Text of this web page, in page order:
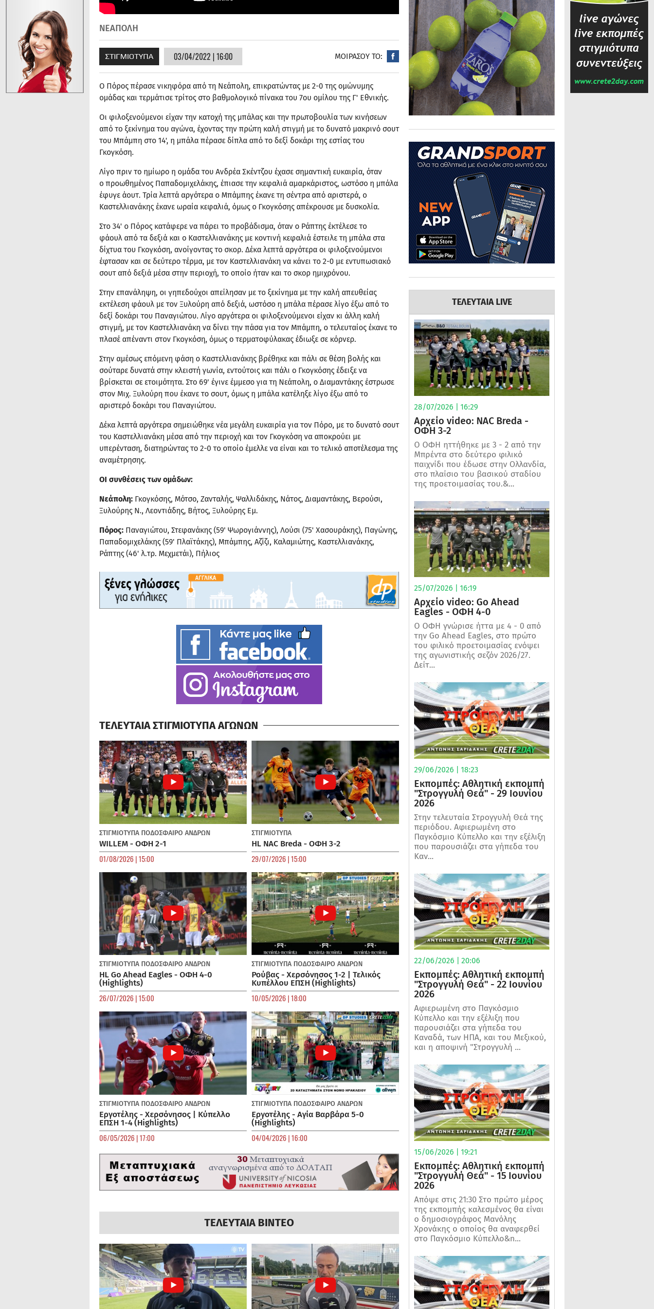
ΝΕΑΠΟΛΗ
ΣΤΙΓΜΙΟΤΥΠΑ 03/04/2022 | 16:00 ΜΟΙΡΑΣΟΥ ΤΟ:
Ο Πόρος πέρασε νικηφόρα από τη Νεάπολη, επικρατώντας με 2-0 της ομώνυμης
ομάδας και τερμάτισε τρίτος στο βαθμολογικό πίνακα του 7ου ομίλου της Γ' Εθνικής.
Οι φιλοξενούμενοι είχαν την κατοχή της μπάλας και την πρωτοβουλία των κινήσεων
από το ξεκίνημα του αγώνα, έχοντας την πρώτη καλή στιγμή με το δυνατό μακρινό σουτ
του Μπάμπη στο 14', η μπάλα πέρασε δίπλα από το δεξί δοκάρι της εστίας του
Γκογκόση.
Λίγο πριν το ημίωρο η ομάδα του Ανδρέα Σκέντζου έχασε σημαντική ευκαιρία, όταν
ο προωθημένος Παπαδομιχελάκης, έπιασε την κεφαλιά αμαρκάριστος, ωστόσο η μπάλα
έφυγε άουτ. Τρία λεπτά αργότερα ο Μπάμπης έκανε τη σέντρα από αριστερά, ο
Καστελλιανάκης έκανε ωραία κεφαλιά, όμως ο Γκογκόσης απέκρουσε με δυσκολία.
Στο 34' ο Πόρος κατάφερε να πάρει το προβάδισμα, όταν ο Ράπτης έκτέλεσε το
φάουλ από τα δεξιά και ο Καστελλιανάκης με κοντινή κεφαλιά έστειλε τη μπάλα στα
δίχτυα του Γκογκόση, ανοίγοντας το σκορ. Δέκα λεπτά αργότερα οι φιλοξενούμενοι
έφτασαν και σε δεύτερο τέρμα, με τον Καστελλιανάκη να κάνει το 2-0 με εντυπωσιακό
σουτ από δεξιά μέσα στην περιοχή, το οποίο ήταν και το σκορ ημιχρόνου.
Στην επανάληψη, οι γηπεδούχοι απείλησαν με το ξεκίνημα με την καλή απευθείας
εκτέλεση φάουλ με τον Ξυλούρη από δεξιά, ωστόσο η μπάλα πέρασε λίγο έξω από το
δεξί δοκάρι του Παναγιώτου. Λίγο αργότερα οι φιλοξενούμενοι είχαν κι άλλη καλή
στιγμή, με τον Καστελλιανάκη να δίνει την πάσα για τον Μπάμπη, ο τελευταίος έκανε το
πλασέ απέναντι στον Γκογκόση, όμως ο τερματοφύλακας έδιωξε σε κόρνερ.
Στην αμέσως επόμενη φάση ο Καστελλιανάκης βρέθηκε και πάλι σε θέση βολής και
σούταρε δυνατά στην κλειστή γωνία, εντούτοις και πάλι ο Γκογκόσης έδειξε να
βρίσκεται σε ετοιμότητα. Στο 69' έγινε έμμεσο για τη Νεάπολη, ο Διαμαντάκης έστρωσε
στον Μιχ. Ξυλούρη που έκανε το σουτ, όμως η μπάλα κατέληξε λίγο έξω από το
αριστερό δοκάρι του Παναγιώτου.
Δέκα λεπτά αργότερα σημειώθηκε νέα μεγάλη ευκαιρία για τον Πόρο, με το δυνατό σουτ
του Καστελλιανάκη μέσα από την περιοχή και τον Γκογκόση να αποκρούει με
υπερένταση, διατηρώντας το 2-0 το οποίο έμελλε να είναι και το τελικό αποτέλεσμα της
αναμέτρησης.
ΟΙ συνθέσεις των ομάδων:
Νεάπολη: Γκογκόσης, Μότσο, Ζανταλής, Ψαλλιδάκης, Νάτος, Διαμαντάκης, Βερούσι,
Ξυλούρης Ν., Λεοντιάδης, Βήτος, Ξυλούρης Εμ.
Πόρος: Παναγιώτου, Στεφανάκης (59' Ψωρογιάννης), Λούσι (75' Χασουράκης), Παγώνης,
Παπαδομιχελάκης (59' Πλαϊτάκης), Μπάμπης, Αζίζι, Καλαμιώτης, Καστελλιανάκης,
Ράπτης (46' λ.τρ. Μεχμετάι), Πήλιος
ΤΕΛΕΥΤΑΙΑ ΣΤΙΓΜΙΟΤΥΠΑ ΑΓΩΝΩΝ
ΣΤΙΓΜΙΟΤΥΠΑ ΠΟΔΌΣΦΑΙΡΟ ΑΝΔΡΏΝ
WILLEM - ΟΦΗ 2-1
01/08/2026 | 15:00
ΣΤΙΓΜΙΟΤΥΠΑ
HL NAC Breda - ΟΦΗ 3-2
29/07/2026 | 15:00
ΣΤΙΓΜΙΟΤΥΠΑ ΠΟΔΌΣΦΑΙΡΟ ΑΝΔΡΏΝ
HL Go Ahead Eagles - ΟΦΗ 4-0
(Highlights)
26/07/2026 | 15:00
ΣΤΙΓΜΙΟΤΥΠΑ ΠΟΔΌΣΦΑΙΡΟ ΑΝΔΡΏΝ
Ρούβας - Χερσόνησος 1-2 | Τελικός
Κυπέλλου ΕΠΣΗ (Highlights)
10/05/2026 | 18:00
ΣΤΙΓΜΙΟΤΥΠΑ ΠΟΔΌΣΦΑΙΡΟ ΑΝΔΡΏΝ
Εργοτέλης - Χερσόνησος | Κύπελλο
ΕΠΣΗ 1-4 (Highlights)
06/05/2026 | 17:00
ΣΤΙΓΜΙΟΤΥΠΑ ΠΟΔΌΣΦΑΙΡΟ ΑΝΔΡΏΝ
Εργοτέλης - Αγία Βαρβάρα 5-0
(Highlights)
04/04/2026 | 16:00
ΤΕΛΕΥΤΑΙΑ ΒΙΝΤΕΟ
ΤΕΛΕΥΤΑΙΑ LIVE
28/07/2026 | 16:29
Αρχείο video: NAC Breda -
ΟΦΗ 3-2
Ο ΟΦΗ ηττήθηκε με 3 - 2 από την
Μπρέντα στο δεύτερο φιλικό
παιχνίδι που έδωσε στην Ολλανδία,
στο πλαίσιο του βασικού σταδίου
της προετοιμασίας του.&...
25/07/2026 | 16:19
Αρχείο video: Go Ahead
Eagles - ΟΦΗ 4-0
Ο ΟΦΗ γνώρισε ήττα με 4 - 0 από
την Go Ahead Eagles, στο πρώτο
του φιλικό προετοιμασίας ενόψει
της αγωνιστικής σεζόν 2026/27.
Δείτ...
29/06/2026 | 18:23
Εκπομπές: Αθλητική εκπομπή
"Στρογγυλή Θεά" - 29 Ιουνίου
2026
Στην τελευταία Στρογγυλή Θεά της
περιόδου. Αφιερωμένη στο
Παγκόσμιο Κύπελλο και την εξέλιξη
που παρουσιάζει στα γήπεδα του
Καν...
22/06/2026 | 20:06
Εκπομπές: Αθλητική εκπομπή
"Στρογγυλή Θεά" - 22 Ιουνίου
2026
Αφιερωμένη στο Παγκόσμιο
Κύπελλο και την εξέλιξη που
παρουσιάζει στα γήπεδα του
Καναδά, των ΗΠΑ, και του Μεξικού,
και η αποψινή "Στρογγυλή ...
15/06/2026 | 19:21
Εκπομπές: Αθλητική εκπομπή
"Στρογγυλή Θεά" - 15 Ιουνίου
2026
Απόψε στις 21:30 Στο πρώτο μέρος
της εκπομπής καλεσμένος θα είναι
ο δημοσιογράφος Μανόλης
Χρονάκης ο οποίος θα αναφερθεί
στο Παγκόσμιο Κύπελλο&n...